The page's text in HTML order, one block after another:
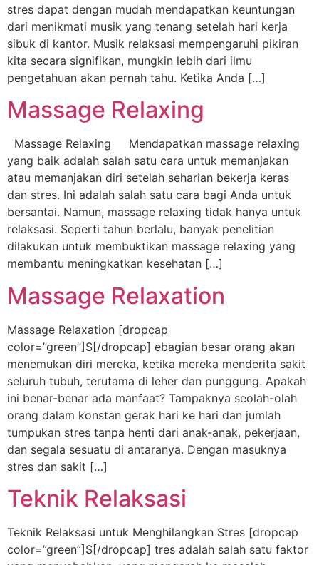
stres dapat dengan mudah mendapatkan keuntungan
dari menikmati musik yang tenang setelah hari kerja
sibuk di kantor. Musik relaksasi mempengaruhi pikiran
kita secara signifikan, mungkin lebih dari ilmu
pengetahuan akan pernah tahu. Ketika Anda […]
Massage Relaxing
Massage Relaxing Mendapatkan massage relaxing
yang baik adalah salah satu cara untuk memanjakan
atau memanjakan diri setelah seharian bekerja keras
dan stres. Ini adalah salah satu cara bagi Anda untuk
bersantai. Namun, massage relaxing tidak hanya untuk
relaksasi. Seperti tahun berlalu, banyak penelitian
dilakukan untuk membuktikan massage relaxing yang
membantu meningkatkan kesehatan […]
Massage Relaxation
Massage Relaxation [dropcap
color=”green”]S[/dropcap] ebagian besar orang akan
menemukan diri mereka, ketika mereka menderita sakit
seluruh tubuh, terutama di leher dan punggung. Apakah
ini benar-benar ada manfaat? Tampaknya seolah-olah
orang dalam konstan gerak hari ke hari dan jumlah
tumpukan stres tanpa henti dari anak-anak, pekerjaan,
dan segala sesuatu di antaranya. Dengan masuknya
stres dan sakit […]
Teknik Relaksasi
Teknik Relaksasi untuk Menghilangkan Stres [dropcap
color=”green”]S[/dropcap] tres adalah salah satu faktor